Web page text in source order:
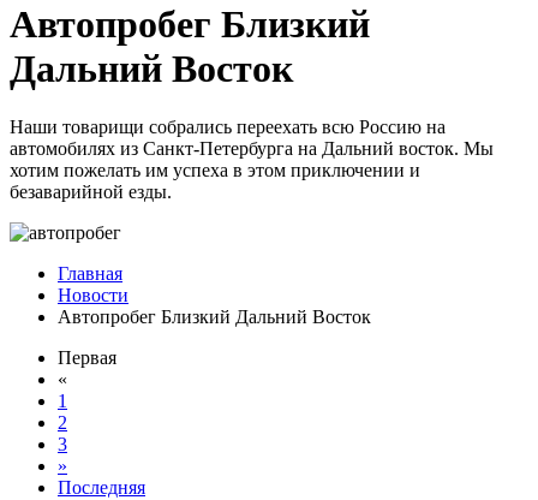
Автопробег Близкий
Дальний Восток
Наши товарищи собрались переехать всю Россию на
автомобилях из Санкт-Петербурга на Дальний восток. Мы
хотим пожелать им успеха в этом приключении и
безаварийной езды.
Главная
Новости
Автопробег Близкий Дальний Восток
Первая
«
1
2
3
»
Последняя